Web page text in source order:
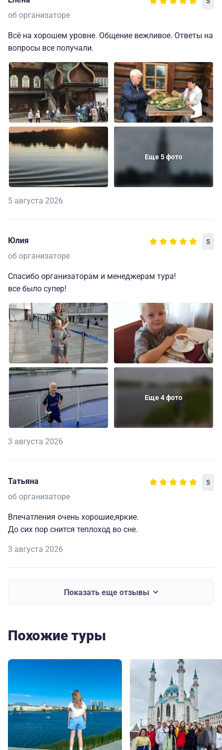
об организаторе
Всё на хорошем уровне. Общение вежливое. Ответы на
вопросы все получали.
Еще 5 фото
5 августа 2026
Юлия 5
об организаторе
Спасибо организаторам и менеджерам тура!
все было супер!
Еще 4 фото
3 августа 2026
Татьяна 5
об организаторе
Впечатления очень хорошие,яркие.
До сих пор снится теплоход во сне.
3 августа 2026
Показать еще отзывы
Похожие туры